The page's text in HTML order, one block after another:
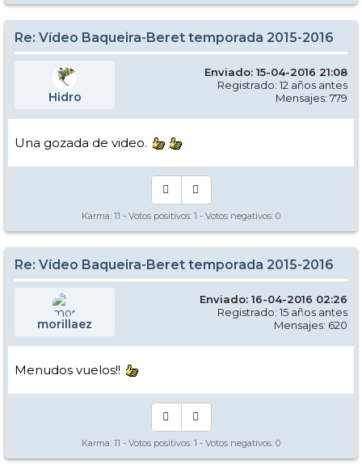
Re: Vídeo Baqueira-Beret temporada 2015-2016
Hidro
Enviado: 15-04-2016 21:08
Registrado: 12 años antes
Mensajes: 779
Una gozada de video.
Karma: 11 - Votos positivos: 1 - Votos negativos: 0
Re: Vídeo Baqueira-Beret temporada 2015-2016
morillaez
Enviado: 16-04-2016 02:26
Registrado: 15 años antes
Mensajes: 620
Menudos vuelos!!
Karma: 11 - Votos positivos: 1 - Votos negativos: 0